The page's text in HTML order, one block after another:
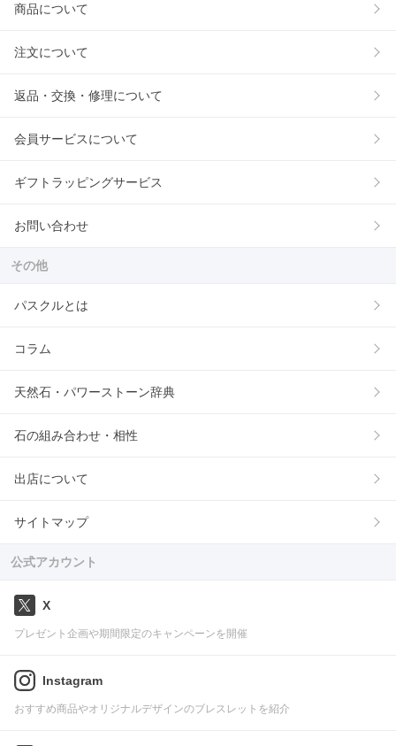
商品について
注文について
返品・交換・修理について
会員サービスについて
ギフトラッピングサービス
お問い合わせ
その他
パスクルとは
コラム
天然石・パワーストーン辞典
石の組み合わせ・相性
出店について
サイトマップ
公式アカウント
X
プレゼント企画や期間限定のキャンペーンを開催
Instagram
おすすめ商品やオリジナルデザインのブレスレットを紹介